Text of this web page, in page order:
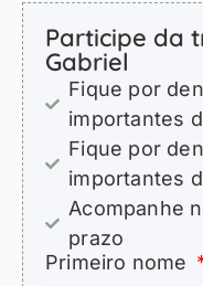
Participe da
Gabriel
Fique por
importantes
Fique por
importantes
Acompanhe
prazo
Primeiro nome